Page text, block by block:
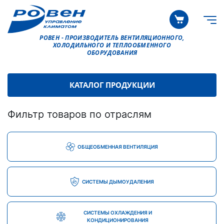
РОВЕН - ПРОИЗВОДИТЕЛЬ ВЕНТИЛЯЦИОННОГО,
ХОЛОДИЛЬНОГО И ТЕПЛООБМЕННОГО
ОБОРУДОВАНИЯ
КАТАЛОГ ПРОДУКЦИИ
Фильтр товаров по отраслям
ОБЩЕОБМЕННАЯ ВЕНТИЛЯЦИЯ
СИСТЕМЫ ДЫМОУДАЛЕНИЯ
СИСТЕМЫ ОХЛАЖДЕНИЯ И
КОНДИЦИОНИРОВАНИЯ